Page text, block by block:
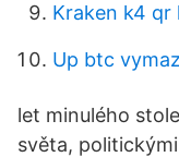
Kraken k4 qr
Up btc
let minulého
světa,